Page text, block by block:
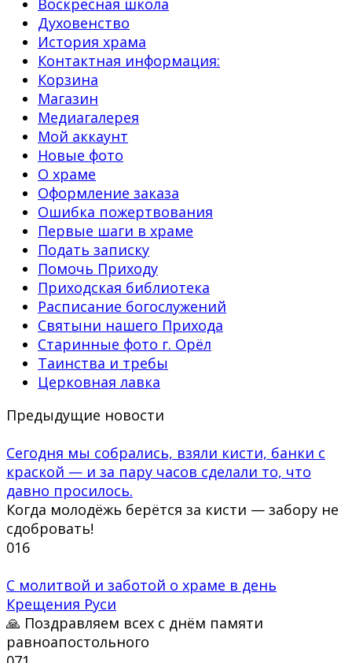
Воскресная школа
Духовенство
История храма
Контактная информация:
Корзина
Магазин
Медиагалерея
Мой аккаунт
Новые фото
О храме
Оформление заказа
Ошибка пожертвования
Первые шаги в храме
Подать записку
Помочь Приходу
Приходская библиотека
Расписание богослужений
Святыни нашего Прихода
Старинные фото г. Орёл
Таинства и требы
Церковная лавка
Предыдущие новости
Сегодня мы собрались, взяли кисти, банки с
краской — и за пару часов сделали то, что
давно просилось.
Когда молодёжь берётся за кисти — забору не
сдобровать!
016
С молитвой и заботой о храме в день
Крещения Руси
🙏 Поздравляем всех с днём памяти
равноапостольного